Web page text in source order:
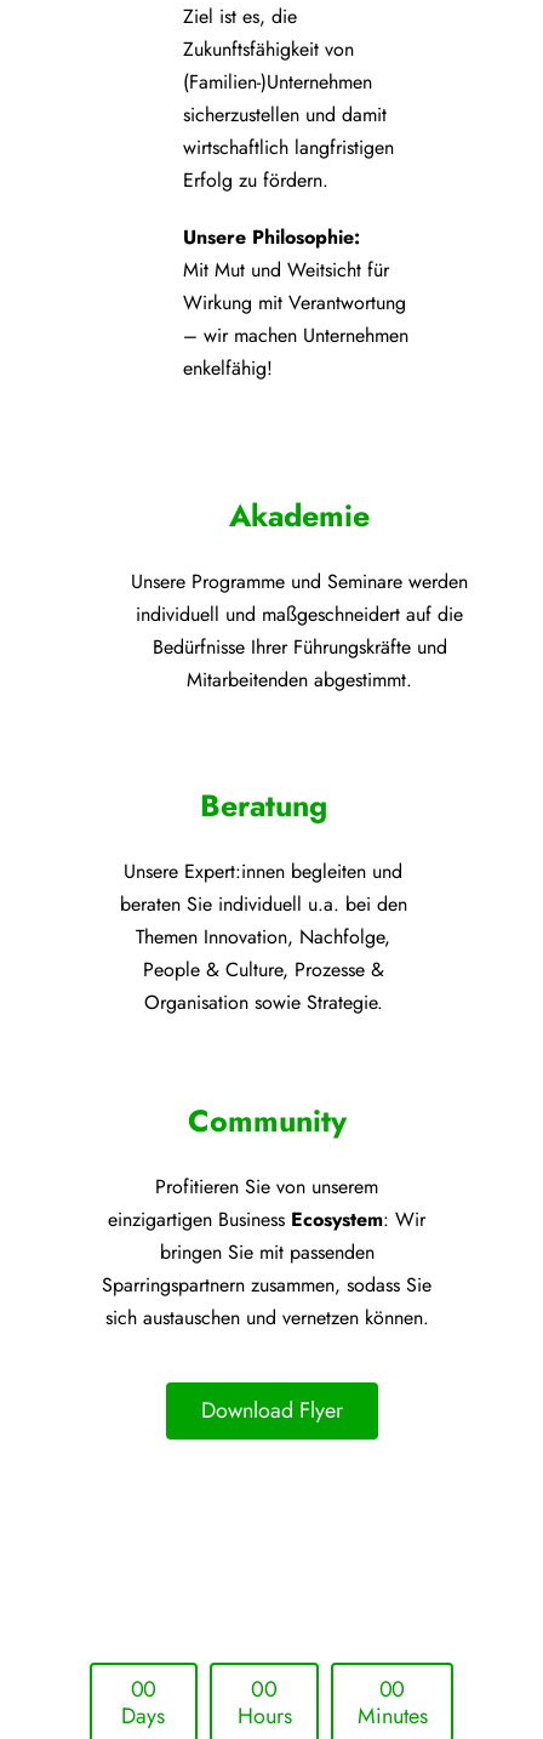
Ziel ist es, die
Zukunftsfähigkeit von
(Familien-)Unternehmen
sicherzustellen und damit
wirtschaftlich langfristigen
Erfolg zu fördern.
Unsere Philosophie:
Mit Mut und Weitsicht für
Wirkung mit Verantwortung
– wir machen Unternehmen
enkelfähig!
Akademie
Unsere Programme und Seminare werden
individuell und maßgeschneidert auf die
Bedürfnisse Ihrer Führungskräfte und
Mitarbeitenden abgestimmt.
Beratung
Unsere Expert:innen begleiten und
beraten Sie individuell u.a. bei den
Themen Innovation, Nachfolge,
People & Culture, Prozesse &
Organisation sowie Strategie.
Community
Profitieren Sie von unserem
einzigartigen Business Ecosystem: Wir
bringen Sie mit passenden
Sparringspartnern zusammen, sodass Sie
sich austauschen und vernetzen können.
Download Flyer
00
Days
00
Hours
00
Minutes